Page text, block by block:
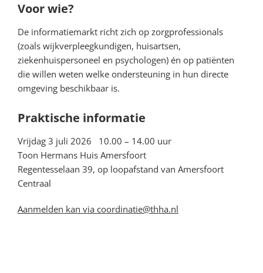
Voor wie?
De informatiemarkt richt zich op zorgprofessionals
(zoals wijkverpleegkundigen, huisartsen,
ziekenhuispersoneel en psychologen) én op patiënten
die willen weten welke ondersteuning in hun directe
omgeving beschikbaar is.
Praktische informatie
Vrijdag 3 juli 2026 10.00 – 14.00 uur
Toon Hermans Huis Amersfoort
Regentesselaan 39, op loopafstand van Amersfoort
Centraal
Aanmelden kan via coordinatie@thha.nl